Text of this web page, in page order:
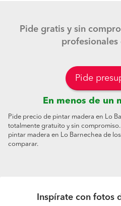
Pide gratis y sin
profesionales
Pide
En menos de un
Pide precio de pintar madera en Lo
totalmente gratuito y sin
pintar madera en Lo Barnechea de
comparar.
Inspírate con fotos